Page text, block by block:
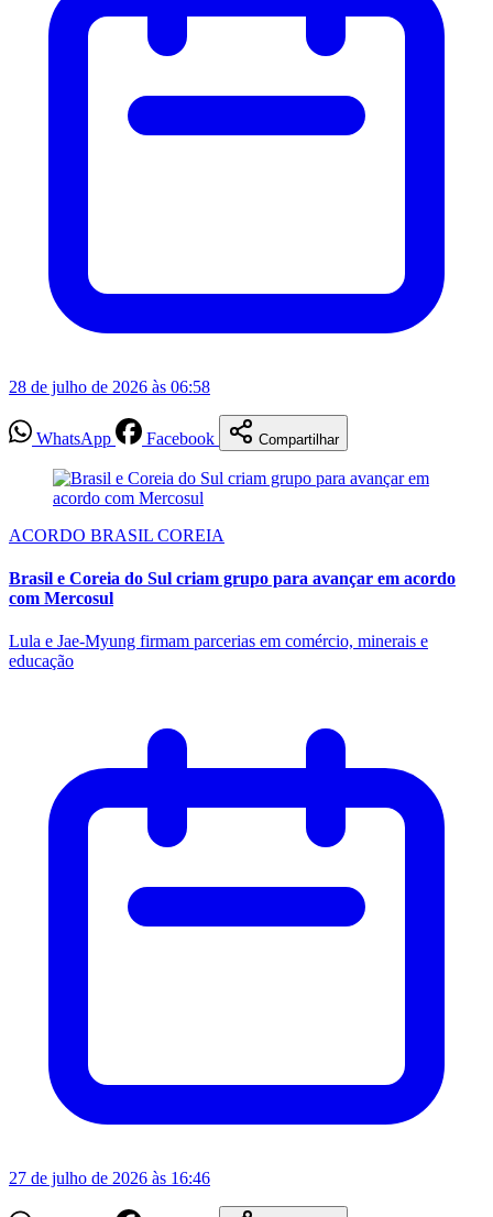
28 de julho de 2026 às 06:58
WhatsApp Facebook Compartilhar
ACORDO BRASIL COREIA
Brasil e Coreia do Sul criam grupo para avançar em acordo
com Mercosul
Lula e Jae-Myung firmam parcerias em comércio, minerais e
educação
27 de julho de 2026 às 16:46